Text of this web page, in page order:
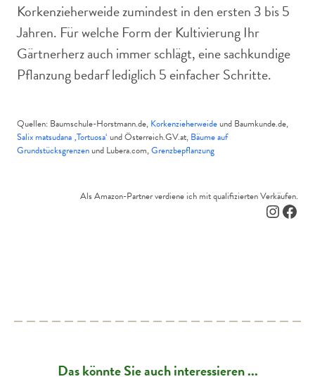
Korkenzieherweide zumindest in den ersten 3 bis 5
Jahren. Für welche Form der Kultivierung Ihr
Gärtnerherz auch immer schlägt, eine sachkundige
Pflanzung bedarf lediglich 5 einfacher Schritte.
Quellen: Baumschule-Horstmann.de, Korkenzieherweideund Baumkunde.de,
Salix matsudana ‚Tortuosa‘ und Österreich.GV.at, Bäume auf
Grundstücksgrenzenund Lubera.com,Grenzbepflanzung
Als Amazon-Partner verdiene ich mit qualifizierten Verkäufen.
Das könnte Sie auch interessieren ...